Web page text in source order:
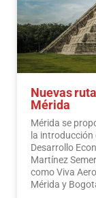
Nuevas
Mérida
Mérida se
la introducción
Desarrollo
Martínez
como Viva
Mérida y